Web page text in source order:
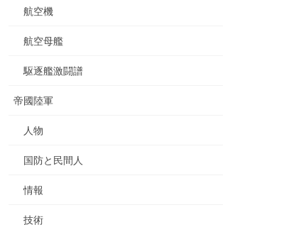
航空機
航空母艦
駆逐艦激闘譜
帝國陸軍
人物
国防と民間人
情報
技術